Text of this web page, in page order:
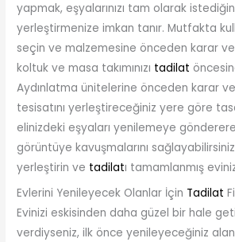
yapmak, eşyalarınızı tam olarak
yerleştirmenize imkan tanır. Mutfakta
seçin ve malzemesine önceden karar
koltuk ve masa takımınızı tadilat
Aydınlatma ünitelerine önceden karar
tesisatını yerleştireceğiniz yere göre
elinizdeki eşyaları yenilemeye
görüntüye kavuşmalarını sağlayabilirsiniz.
yerleştirin ve tadilatı tamamlanmış
Evlerini Yenileyecek Olanlar İçin Tadilat
Evinizi eskisinden daha güzel bir hale
verdiyseniz, ilk önce yenileyeceğiniz